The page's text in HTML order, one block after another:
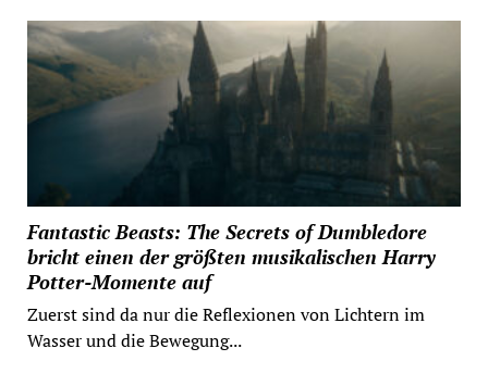
Fantastic Beasts: The Secrets of Dumbledore
bricht einen der größten musikalischen Harry
Potter-Momente auf
Zuerst sind da nur die Reflexionen von Lichtern im
Wasser und die Bewegung...